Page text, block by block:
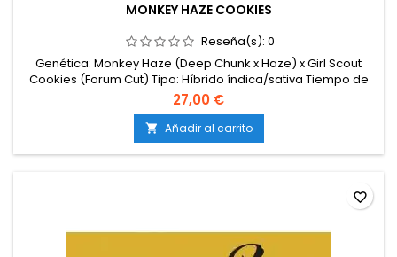
MONKEY HAZE COOKIES
Reseña(s): 0
Genética: Monkey Haze (Deep Chunk x Haze) x Girl Scout
Cookies (Forum Cut) Tipo: Híbrido índica/sativa Tiempo de
floración: Aproximadamente 9 semanas en interior; cosecha
en octubre en exterior Producción: Media/alta Aromas y
sabores: Perfil terpénico complejo que combina notas
terrosas y dulces, con matices cremosos y especiados.
Efectos: Equilibrio...
27,00 €
 Añadir al carrito
favorite_border